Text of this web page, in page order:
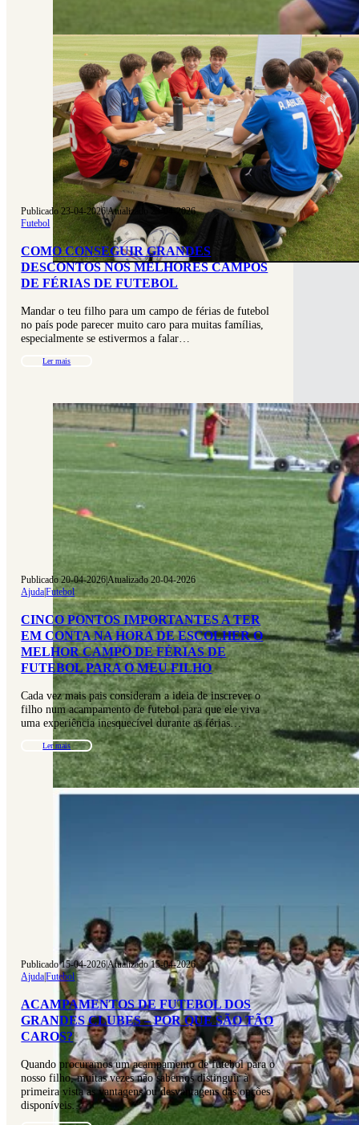
Publicado 23-04-2026|Atualizado 23-04-2026
Futebol
COMO CONSEGUIR GRANDES
DESCONTOS NOS MELHORES CAMPOS
DE FÉRIAS DE FUTEBOL
Mandar o teu filho para um campo de férias de futebol
no país pode parecer muito caro para muitas famílias,
especialmente se estivermos a falar…
Ler mais
Publicado 20-04-2026|Atualizado 20-04-2026
Ajuda|Futebol
CINCO PONTOS IMPORTANTES A TER
EM CONTA NA HORA DE ESCOLHER O
MELHOR CAMPO DE FÉRIAS DE
FUTEBOL PARA O MEU FILHO
Cada vez mais pais consideram a ideia de inscrever o
filho num acampamento de futebol para que ele viva
uma experiência inesquecível durante as férias…
Ler mais
Publicado 15-04-2026|Atualizado 15-04-2026
Ajuda|Futebol
ACAMPAMENTOS DE FUTEBOL DOS
GRANDES CLUBES – POR QUE SÃO TÃO
CAROS?
Quando procuramos um acampamento de futebol para o
nosso filho, muitas vezes não sabemos distinguir à
primeira vista as vantagens ou desvantagens das opções
disponíveis…